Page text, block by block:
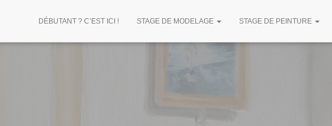
DÉBUTANT ? C’EST ICI ! STAGE DE MODELAGE STAGE DE PEINTURE